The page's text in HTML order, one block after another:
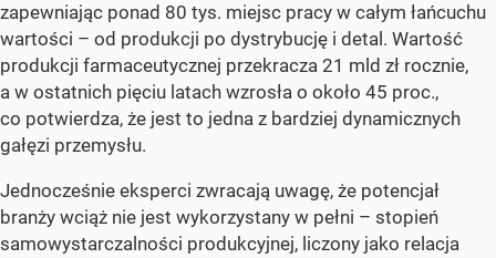
zapewniając ponad 80 tys. miejsc pracy w całym łańcuchu
wartości – od produkcji po dystrybucję i detal. Wartość
produkcji farmaceutycznej przekracza 21 mld zł rocznie,
a w ostatnich pięciu latach wzrosła o około 45 proc.,
co potwierdza, że jest to jedna z bardziej dynamicznych
gałęzi przemysłu.
Jednocześnie eksperci zwracają uwagę, że potencjał
branży wciąż nie jest wykorzystany w pełni – stopień
samowystarczalności produkcyjnej, liczony jako relacja